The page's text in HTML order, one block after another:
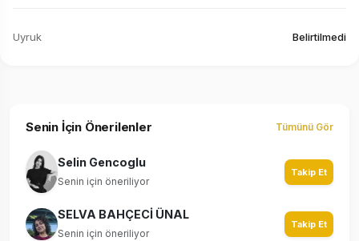
Uyruk Belirtilmedi
Senin İçin Önerilenler Tümünü Gör
Selin Gencoglu
Senin için öneriliyor
Takip Et
SELVA BAHÇECİ ÜNAL
Senin için öneriliyor
Takip Et